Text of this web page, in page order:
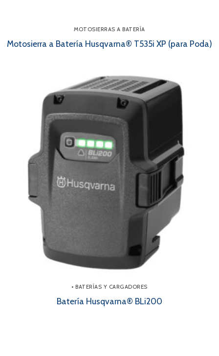
MOTOSIERRAS A BATERÍA
Motosierra a Batería Husqvarna® T535i XP (para Poda)
• BATERÍAS Y CARGADORES
Batería Husqvarna® BLi200